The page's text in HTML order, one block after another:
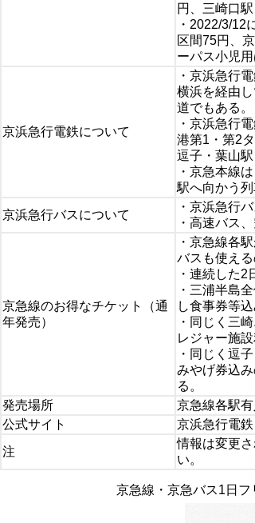
円、三崎口
・2022/3/12
区間75円、
ーパス小児
京浜急行電鉄について
・京浜急行
横浜を経由
道でもある。
・京浜急行
港第1・第2
逗子・葉山
・京急本線
駅へ向かう列
京浜急行バスについて
・京浜急行
・高速バス
京急線のお得なチケット（通
年発売）
・京急線各
バスも使え
・連続した2
・三浦半島
し食事券等
・同じく三
レジャー施
・同じく逗
みやげ券込
る。
発売場所
京急線各駅有
公式サイト
京浜急行電鉄
注
情報は変更
い。
京急線・京急バス1日